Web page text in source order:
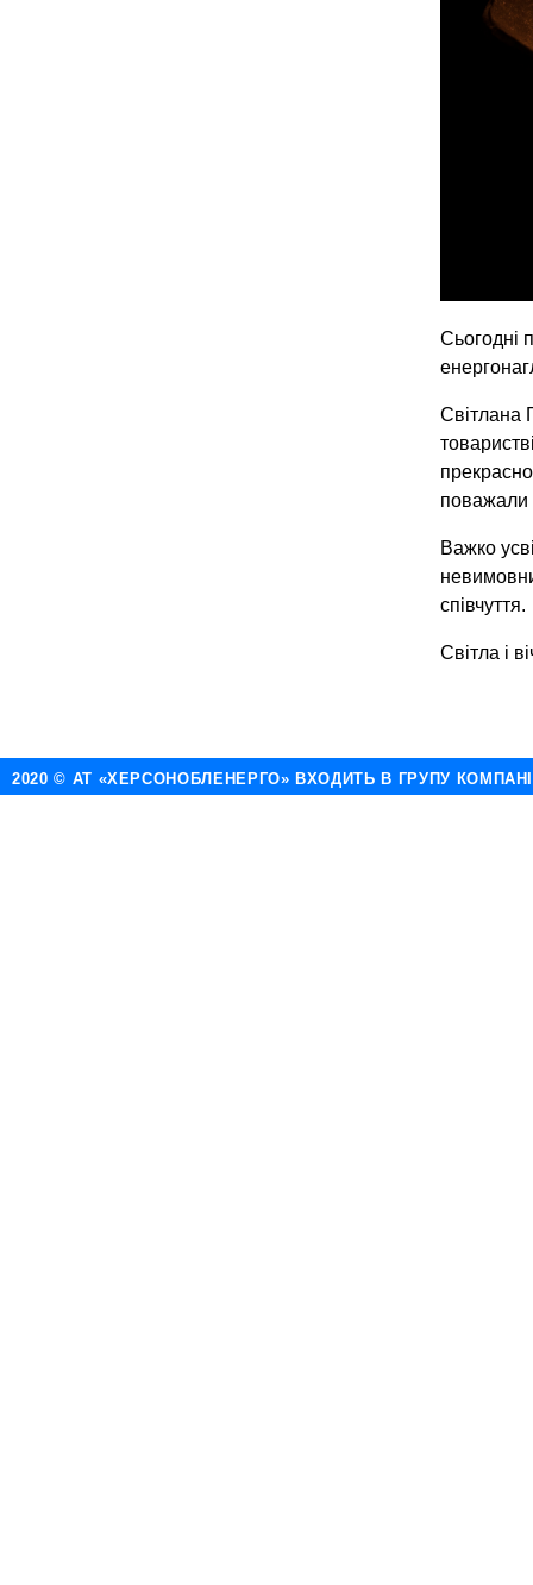
Сьогодні
Світлана
поважали
Важко
співчуття.
Світла і
2020 © АТ «ХЕРСОНОБЛЕНЕРГО» ВХОДИТЬ В ГРУПУ